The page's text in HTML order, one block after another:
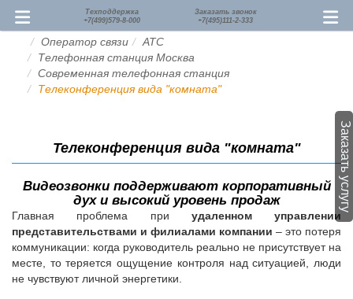
Заказать услугу
Техподдержка
+7(499)579-8-000
Заказать звонок
+7(495)111-2-333
Оператор связи
АТС
Телефонная станция Москва
Современная телефонная станция
Телеконференция вида "комната"
Телеконференция вида "комната"
Видеозвонки поддерживают корпоративный
дух и высокий уровень продаж
Главная проблема при удаленном управлении
представительствами и филиалами компании – это потеря
коммуникации: когда руководитель реально не присутствует на
месте, то теряется ощущение контроля над ситуацией, люди
не чувствуют личной энергетики.